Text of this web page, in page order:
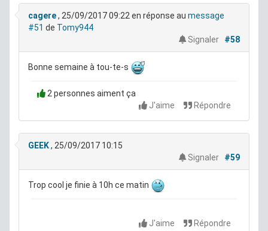
cagere, 25/09/2017 09:22 en réponse au message
#51 de Tomy944
Signaler
#58
Bonne semaine à tou-te-s
2 personnes aiment ça
J'aime
Répondre
GEEK, 25/09/2017 10:15
Signaler
#59
Trop cool je finie à 10h ce matin
J'aime Répondre